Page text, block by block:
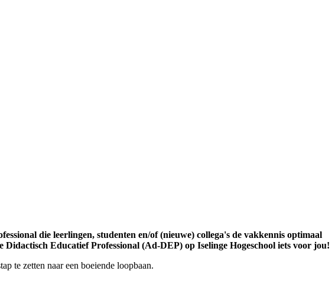
die leerlingen, studenten en/of (nieuwe) collega's de vakkennis optimaal
Educatief Professional (Ad-DEP) op Iselinge Hogeschool iets voor jou!
te zetten naar een boeiende loopbaan.